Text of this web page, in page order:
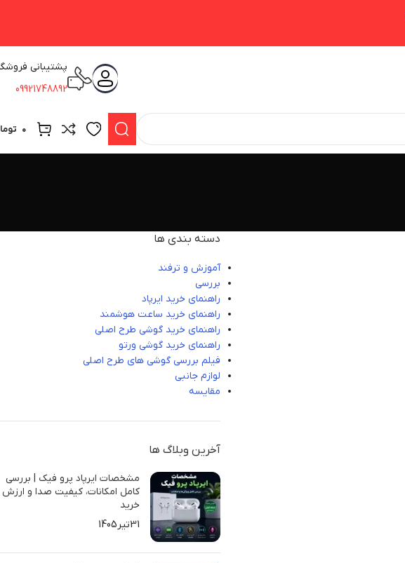
پشتیبانی
09921748892
۰
دسته بندی ها
آموزش و ترفند
بررسی
راهنمای خرید ایرپاد
راهنمای خرید ساعت هوشمند
راهنمای خرید گوشی طرح اصلی
راهنمای خرید گوشی ورتو
فیلم بررسی گوشی های طرح اصلی
لوازم جانبی
مقایسه
آخرین وبلاگ ها
مشخصات ایرپاد پرو فیک | بررسی
کامل امکانات، کیفیت صدا و ارزش
خرید
31تیر1405